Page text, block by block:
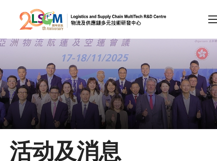
跳到内容（按回车键）
会员登录
A A EN 繁 简
主页
活动及消息